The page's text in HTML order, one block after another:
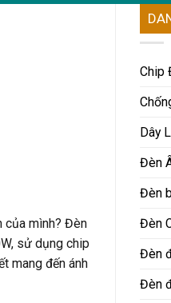
của mình? Đèn
sử dụng chip
mang đến ánh
Chip
Dây
Đèn
Đèn
Đèn
Đèn
Đèn